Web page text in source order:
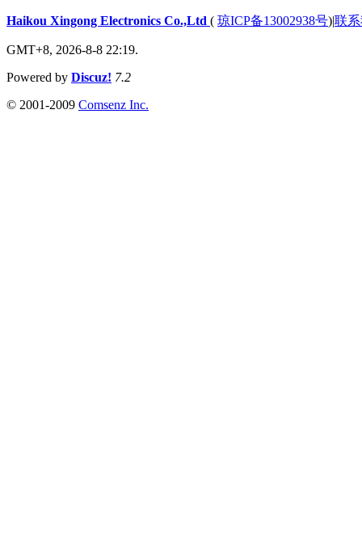
Haikou Xingong Electronics Co.,Ltd ( 琼ICP备13002938号)|联
GMT+8, 2026-8-8 22:19.
Powered by Discuz! 7.2
© 2001-2009 Comsenz Inc.